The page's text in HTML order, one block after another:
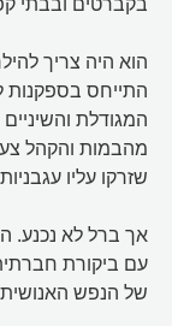
בקברטים ובבתי
הוא היה צריך
התייחס
המגודלת
מהבמות והקהל
שזרקו עליו
אך ברל לא נכנע.
עם ביקורת
של הנפש